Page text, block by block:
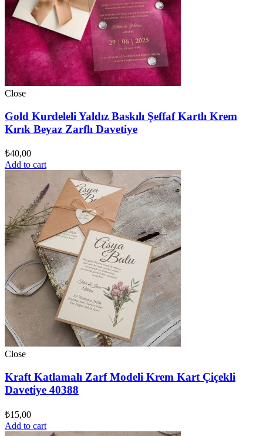
Close
Gold Kurdeleli Yaldız Baskılı Şeffaf Kartlı Krem
Kırık Beyaz Zarflı Davetiye
₺40,00
Add to cart
Close
Kraft Katlamalı Zarf Modeli Krem Kart Çiçekli
Davetiye 40388
₺15,00
Add to cart